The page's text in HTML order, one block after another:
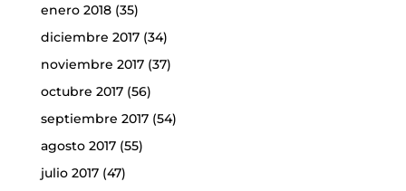
enero 2018(35)
diciembre 2017(34)
noviembre 2017(37)
octubre 2017(56)
septiembre 2017(54)
agosto 2017(55)
julio 2017(47)